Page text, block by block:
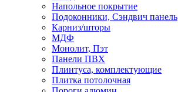
Напольное покрытие
Подоконники, Сэндвич панель
Карниз/шторы
МДФ
Монолит, Пэт
Панели ПВХ
Плинтуса, комплектующие
Плитка потолочная